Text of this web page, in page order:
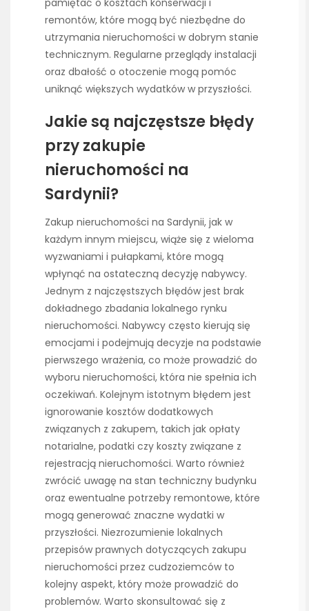
remontów, które mogą być niezbędne do
utrzymania nieruchomości w dobrym stanie
technicznym. Regularne przeglądy instalacji
oraz dbałość o otoczenie mogą pomóc
uniknąć większych wydatków w przyszłości.
Jakie są najczęstsze błędy
przy zakupie
nieruchomości na
Sardynii?
Zakup nieruchomości na Sardynii, jak w
każdym innym miejscu, wiąże się z wieloma
wyzwaniami i pułapkami, które mogą
wpłynąć na ostateczną decyzję nabywcy.
Jednym z najczęstszych błędów jest brak
dokładnego zbadania lokalnego rynku
nieruchomości. Nabywcy często kierują się
emocjami i podejmują decyzje na podstawie
pierwszego wrażenia, co może prowadzić do
wyboru nieruchomości, która nie spełnia ich
oczekiwań. Kolejnym istotnym błędem jest
ignorowanie kosztów dodatkowych
związanych z zakupem, takich jak opłaty
notarialne, podatki czy koszty związane z
rejestracją nieruchomości. Warto również
zwrócić uwagę na stan techniczny budynku
oraz ewentualne potrzeby remontowe, które
mogą generować znaczne wydatki w
przyszłości. Niezrozumienie lokalnych
przepisów prawnych dotyczących zakupu
nieruchomości przez cudzoziemców to
kolejny aspekt, który może prowadzić do
problemów. Warto skonsultować się z